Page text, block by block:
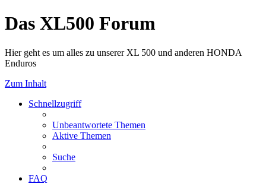
Das XL500 Forum
Hier geht es um alles zu unserer XL 500 und anderen HONDA
Enduros
Zum Inhalt
Schnellzugriff
Unbeantwortete Themen
Aktive Themen
Suche
FAQ